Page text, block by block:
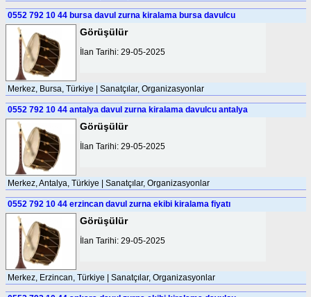
0552 792 10 44 bursa davul zurna kiralama bursa davulcu
Görüşülür
İlan Tarihi: 29-05-2025
Merkez, Bursa, Türkiye | Sanatçılar, Organizasyonlar
0552 792 10 44 antalya davul zurna kiralama davulcu antalya
Görüşülür
İlan Tarihi: 29-05-2025
Merkez, Antalya, Türkiye | Sanatçılar, Organizasyonlar
0552 792 10 44 erzincan davul zurna ekibi kiralama fiyatı
Görüşülür
İlan Tarihi: 29-05-2025
Merkez, Erzincan, Türkiye | Sanatçılar, Organizasyonlar